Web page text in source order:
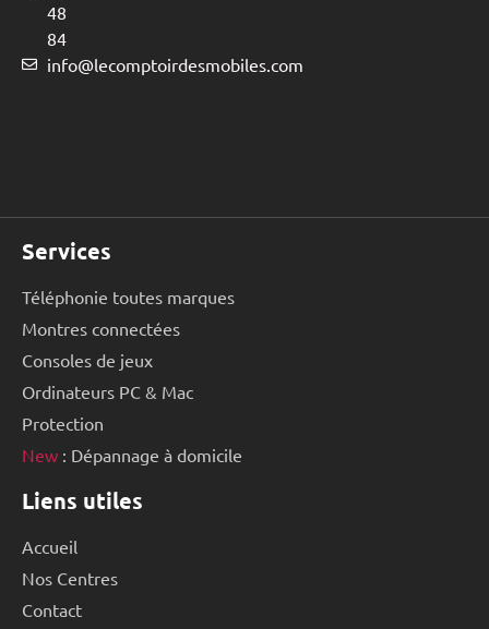
48
84
info@lecomptoirdesmobiles.com
Services
Téléphonie toutes marques
Montres connectées
Consoles de jeux
Ordinateurs PC & Mac
Protection
New : Dépannage à domicile
Liens utiles
Accueil
Nos Centres
Contact